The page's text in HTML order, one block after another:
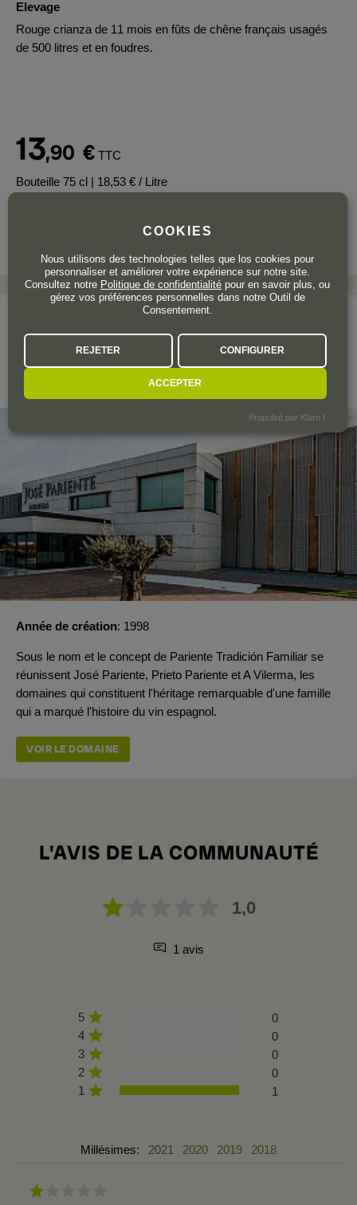
Elevage
Rouge crianza de 11 mois en fûts de chêne français usagés
de 500 litres et en foudres.
13,90 € TTC
Bouteille 75 cl | 18,53 € / Litre
PARIENTE TRADICIÓN FAMILIAR
Année de création 1998
Sous le nom et le concept de Pariente Tradición Familiar se
réunissent José Pariente, Prieto Pariente et A Vilerma, les
domaines qui constituent l'héritage remarquable d'une famille
qui a marqué l'histoire du vin espagnol.
VOIR LE DOMAINE
L'AVIS DE LA COMMUNAUTÉ
1,0
1 avis
5
0
4
0
3
0
2
0
1
1
Millésimes: 2021 2020 2019 2018
COOKIES
Nous utilisons des technologies telles que los cookies pour
personnaliser et améliorer votre expérience sur notre site.
Consultez notre Politique de confidentialité pour en savoir plus, ou
gérez vos préférences personnelles dans notre Outil de
Consentement.
REJETER CONFIGURER
ACCEPTER
Propulsé par Klaro !